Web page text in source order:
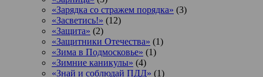
«Зарядка со стражем порядка» (3)
«Засветись!» (12)
«Защита» (2)
«Защитники Отечества» (1)
«Зима в Подмосковье» (1)
«Зимние каникулы» (4)
«Знай и соблюдай ПДД» (1)